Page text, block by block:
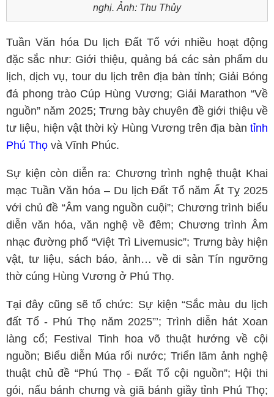
nghị. Ảnh: Thu Thủy
Tuần Văn hóa Du lịch Đất Tổ với nhiều hoạt động
đặc sắc như: Giới thiệu, quảng bá các sản phẩm du
lịch, dịch vụ, tour du lịch trên địa bàn tỉnh; Giải Bóng
đá phong trào Cúp Hùng Vương; Giải Marathon “Về
nguồn” năm 2025; Trưng bày chuyên đề giới thiệu về
tư liệu, hiện vật thời kỳ Hùng Vương trên địa bàn tỉnh
Phú Thọ và Vĩnh Phúc.
Sự kiện còn diễn ra: Chương trình nghệ thuật Khai
mạc Tuần Văn hóa – Du lịch Đất Tổ năm Ất Tỵ 2025
với chủ đề “Âm vang nguồn cuội”; Chương trình biểu
diễn văn hóa, văn nghệ về đêm; Chương trình Âm
nhạc đường phố “Việt Trì Livemusic”; Trưng bày hiện
vật, tư liệu, sách báo, ảnh… về di sản Tín ngưỡng
thờ cúng Hùng Vương ở Phú Thọ.
Tại đây cũng sẽ tổ chức: Sự kiện “Sắc màu du lịch
đất Tổ - Phú Thọ năm 2025”’; Trình diễn hát Xoan
làng cổ; Festival Tinh hoa võ thuật hướng về cội
nguồn; Biểu diễn Múa rối nước; Triển lãm ảnh nghệ
thuật chủ đề “Phú Thọ - Đất Tổ cội nguồn”; Hội thi
gói, nấu bánh chưng và giã bánh giầy tỉnh Phú Thọ;